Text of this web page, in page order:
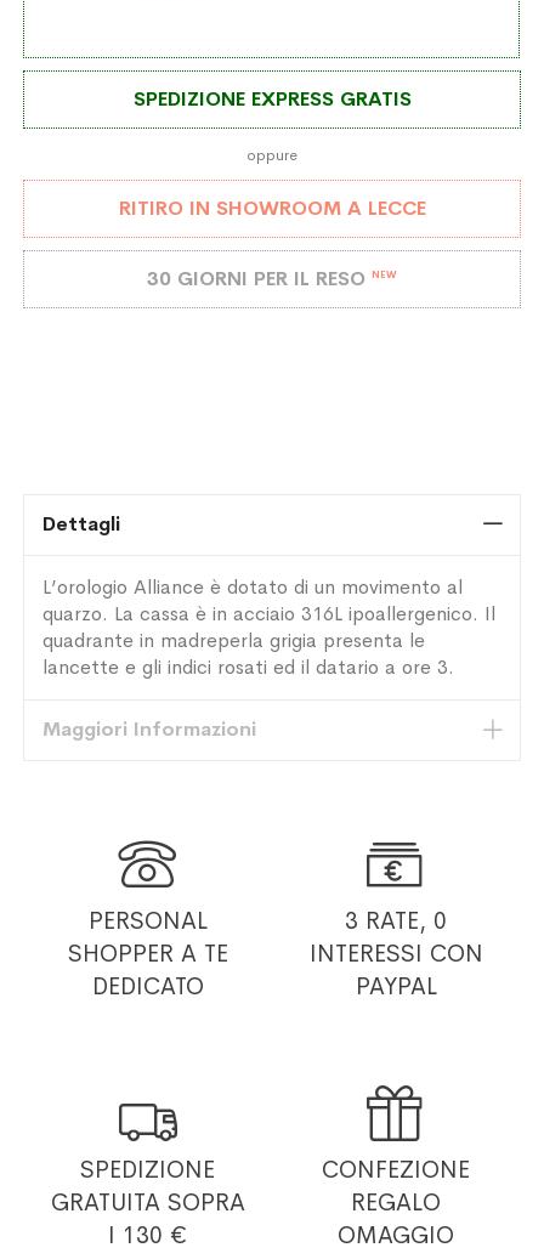
SPEDIZIONE EXPRESS GRATIS
oppure
RITIRO IN SHOWROOM A LECCE
30 GIORNI PER IL RESO NEW
Dettagli
L’orologio Alliance è dotato di un movimento al
quarzo. La cassa è in acciaio 316L ipoallergenico. Il
quadrante in madreperla grigia presenta le
lancette e gli indici rosati ed il datario a ore 3.
Maggiori Informazioni

PERSONAL
SHOPPER A TE
DEDICATO

3 RATE, 0
INTERESSI CON
PAYPAL

SPEDIZIONE
GRATUITA SOPRA
I 130 €

CONFEZIONE
REGALO
OMAGGIO